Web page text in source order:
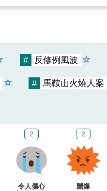
# 反修例風波
# 馬鞍山火燒人案
2
令人傷心
2
嬲爆